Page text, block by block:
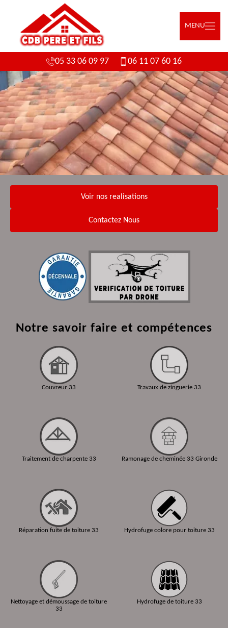
MENU
05 33 06 09 97 06 11 07 60 16
Voir nos realisations
Contactez Nous
Notre savoir faire et compétences
Couvreur 33
Traitement de charpente 33
Réparation fuite de toiture 33
Nettoyage et démoussage de toiture
33
Travaux de zinguerie 33
Ramonage de cheminée 33 Gironde
Hydrofuge colore pour toiture 33
Hydrofuge de toiture 33